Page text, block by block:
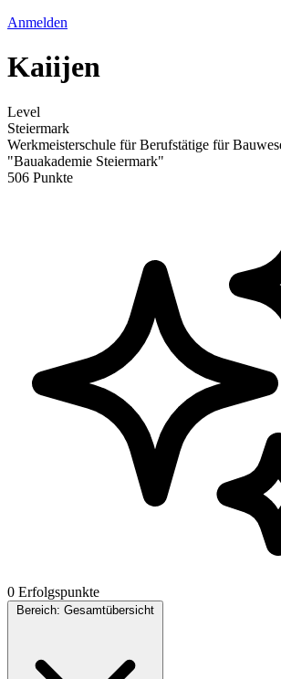
Anmelden
Kaiijen
Level
Steiermark
Werkmeisterschule für Berufstätige für
"Bauakademie Steiermark"
506 Punkte
0 Erfolgspunkte
Bereich: Gesamtübersicht